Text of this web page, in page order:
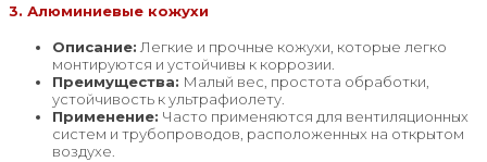
3. Алюминиевые кожухи
Описание: Легкие и прочные кожухи, которые легко
монтируются и устойчивы к коррозии.
Преимущества: Малый вес, простота обработки,
устойчивость к ультрафиолету.
Применение: Часто применяются для вентиляционных
систем и трубопроводов, расположенных на открытом
воздухе.